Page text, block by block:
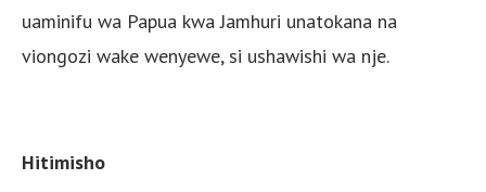
uaminifu wa Papua kwa Jamhuri unatokana na
viongozi wake wenyewe, si ushawishi wa nje.
Hitimisho